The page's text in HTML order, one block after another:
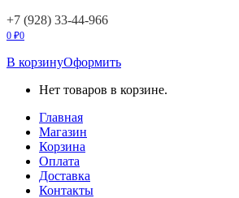
+7 (928) 33-44-966
0 ₽0
В корзинуОформить
Нет товаров в корзине.
Главная
Магазин
Корзина
Оплата
Доставка
Контакты